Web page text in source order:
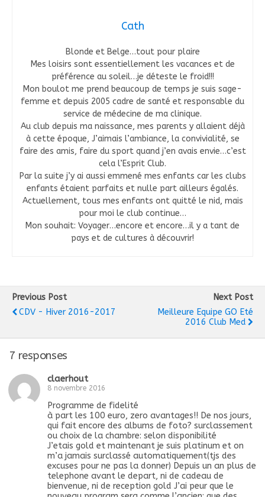
Cath
Blonde et Belge…tout pour plaire
Mes loisirs sont essentiellement les vacances et de
préférence au soleil…je déteste le froid!!!
Mon boulot me prend beaucoup de temps je suis sage-
femme et depuis 2005 cadre de santé et responsable du
service de médecine de ma clinique.
Au club depuis ma naissance, mes parents y allaient déjà
à cette époque, J’aimais l’ambiance, la convivialité, se
faire des amis, faire du sport quand j’en avais envie…c’est
cela l’Esprit Club.
Par la suite j’y ai aussi emmené mes enfants car les clubs
enfants étaient parfaits et nulle part ailleurs égalés.
Actuellement, tous mes enfants ont quitté le nid, mais
pour moi le club continue…
Mon souhait: Voyager…encore et encore…il y a tant de
pays et de cultures à découvrir!
Previous Post
CDV - Hiver 2016-2017
Next Post
Meilleure Equipe GO Eté
2016 Club Med
7 responses
claerhout
8 novembre 2016
Programme de fidelité
à part les 100 euro, zero avantages!! De nos jours,
qui fait encore des albums de foto? surclassement
ou choix de la chambre: selon disponibilité
J’etais gold et maintenant je suis platinum et on
m’a jamais surclassé automatiquement(tjs des
excuses pour ne pas la donner) Depuis un an plus de
telephone avant le depart, ni de cadeau de
bienvenue, ni de reception gold J’ai peur que le